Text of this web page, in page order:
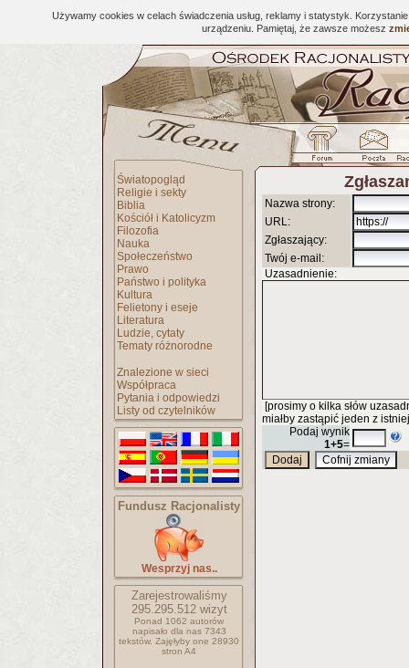
Używamy cookies w celach świadczenia usług, reklamy i statystyk.
urządzeniu. Pamiętaj, że zawsze możesz
Światopogląd
Religie i sekty
Biblia
Kościół i Katolicyzm
Filozofia
Nauka
Społeczeństwo
Prawo
Państwo i polityka
Kultura
Felietony i eseje
Literatura
Ludzie, cytaty
Tematy różnorodne
Znalezione w sieci
Współpraca
Pytania i odpowiedzi
Listy od czytelników
Fundusz Racjonalisty
Wesprzyj nas..
Zarejestrowaliśmy
295.295.512wizyt
Ponad 1062 autorów
napisało dla nas 7343
tekstów. Zajęłyby one 28930
stron A4
Nazwa strony:
URL:
Zgłaszający:
Twój e-mail:
Uzasadnienie:
[prosimy o kilka słów
miałby zastąpić jeden z
Podaj wynik
1+5=